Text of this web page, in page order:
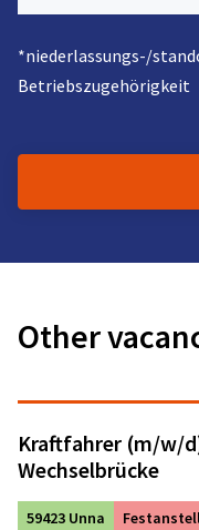
*niederlassungs-/
Betriebszugehörigkeit
Other
Kraftfahrer (m/w/
Wechselbrücke
59423 Unna